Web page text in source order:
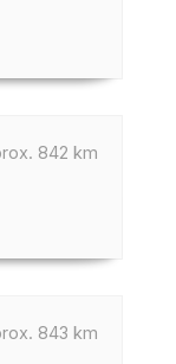
842 km
843 km